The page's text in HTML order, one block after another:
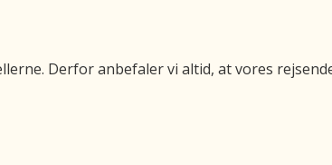
Derfor anbefaler vi altid, at vores